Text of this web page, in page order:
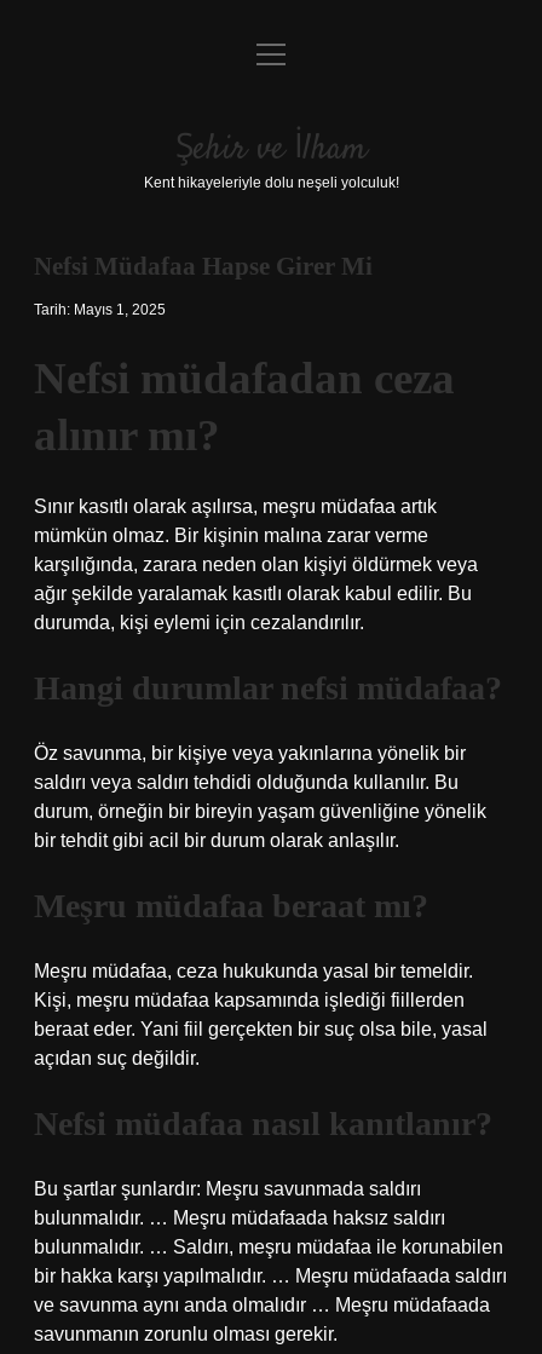
Anasayfa
Yasal Uyarı
menüyü
Şehir ve İlham
Kent hikayeleriyle dolu neşeli yolculuk!
Nefsi Müdafaa Hapse Girer Mi
Tarih: Mayıs 1, 2025
Nefsi müdafadan ceza
alınır mı?
Sınır kasıtlı olarak aşılırsa, meşru müdafaa artık
mümkün olmaz. Bir kişinin malına zarar verme
karşılığında, zarara neden olan kişiyi öldürmek veya
ağır şekilde yaralamak kasıtlı olarak kabul edilir. Bu
durumda, kişi eylemi için cezalandırılır.
Hangi durumlar nefsi müdafaa?
Öz savunma, bir kişiye veya yakınlarına yönelik bir
saldırı veya saldırı tehdidi olduğunda kullanılır. Bu
durum, örneğin bir bireyin yaşam güvenliğine yönelik
bir tehdit gibi acil bir durum olarak anlaşılır.
Meşru müdafaa beraat mı?
Meşru müdafaa, ceza hukukunda yasal bir temeldir.
Kişi, meşru müdafaa kapsamında işlediği fiillerden
beraat eder. Yani fiil gerçekten bir suç olsa bile, yasal
açıdan suç değildir.
Nefsi müdafaa nasıl kanıtlanır?
Bu şartlar şunlardır: Meşru savunmada saldırı
bulunmalıdır. … Meşru müdafaada haksız saldırı
bulunmalıdır. … Saldırı, meşru müdafaa ile korunabilen
bir hakka karşı yapılmalıdır. … Meşru müdafaada saldırı
ve savunma aynı anda olmalıdır … Meşru müdafaada
savunmanın zorunlu olması gerekir.